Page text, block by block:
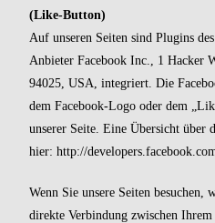
(Like-Button)
Auf unseren Seiten sind Plugins
Anbieter Facebook Inc., 1 Hacker
94025, USA, integriert. Die
dem Facebook-Logo oder dem
unserer Seite. Eine Übersicht über
hier:http://
Wenn Sie unsere Seiten besuchen,
direkte Verbindung zwischen